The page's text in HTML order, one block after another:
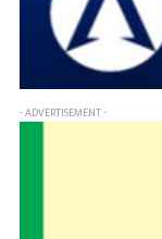
- ADVERTISEMENT -